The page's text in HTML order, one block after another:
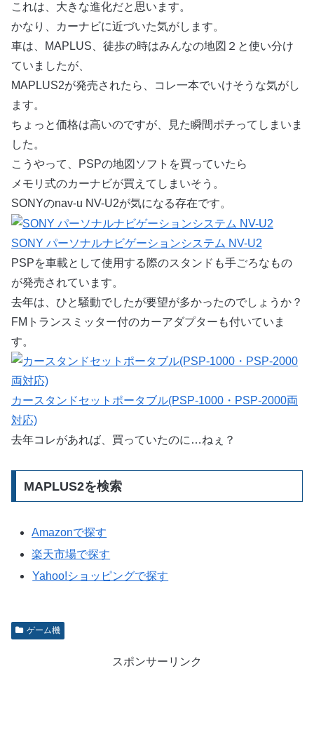
これは、大きな進化だと思います。
かなり、カーナビに近づいた気がします。
車は、MAPLUS、徒歩の時はみんなの地図２と使い分け
ていましたが、
MAPLUS2が発売されたら、コレ一本でいけそうな気がし
ます。
ちょっと価格は高いのですが、見た瞬間ポチってしまいま
した。
こうやって、PSPの地図ソフトを買っていたら
メモリ式のカーナビが買えてしまいそう。
SONYのnav-u NV-U2が気になる存在です。
SONY パーソナルナビゲーションシステム NV-U2
PSPを車載として使用する際のスタンドも手ごろなもの
が発売されています。
去年は、ひと騒動でしたが要望が多かったのでしょうか？
FMトランスミッター付のカーアダプターも付いていま
す。
カースタンドセットポータブル(PSP-1000・PSP-2000両
対応)
去年コレがあれば、買っていたのに…ねぇ？
MAPLUS2を検索
Amazonで探す
楽天市場で探す
Yahoo!ショッピングで探す
ゲーム機
スポンサーリンク